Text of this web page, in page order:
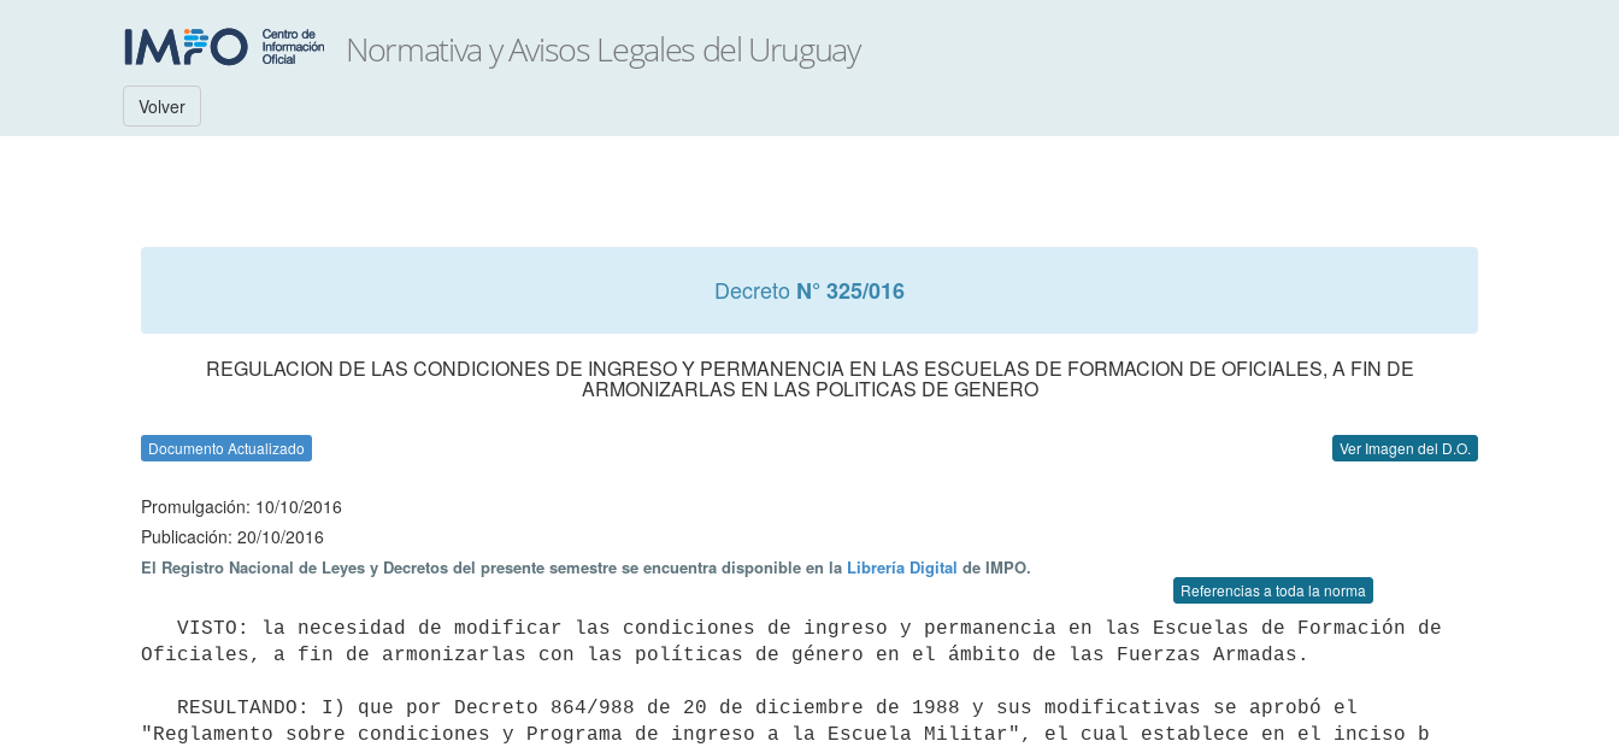
Volver
Decreto N° 325/016
REGULACION DE LAS CONDICIONES DE INGRESO Y PERMANENCIA EN LAS ESCUELAS DE FORMACION DE OFICIALES, A FIN DE
ARMONIZARLAS EN LAS POLITICAS DE GENERO
Documento Actualizado Ver Imagen del D.O.
Promulgación: 10/10/2016
Publicación: 20/10/2016
El Registro Nacional de Leyes y Decretos del presente semestre se encuentra disponible en la Librería Digital de IMPO.
Referencias a toda la norma
Oficiales, a fin de armonizarlas con las políticas de género en el ámbito de las Fuerzas Armadas.
"Reglamento sobre condiciones y Programa de ingreso a la Escuela Militar", el cual establece en el inciso b